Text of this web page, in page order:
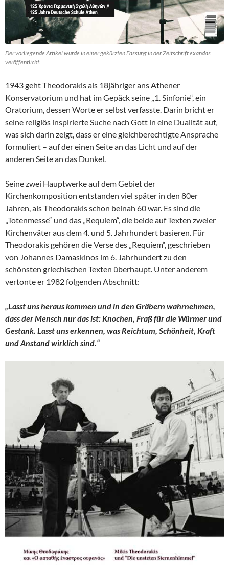
Der vorliegende Artikel wurde in einer gekürzten Fassung in der Zeitschrift exandas
veröffentlicht.
1943 geht Theodorakis als 18jähriger ans Athener
Konservatorium und hat im Gepäck seine „1. Sinfonie“, ein
Oratorium, dessen Worte er selbst verfasste. Darin bricht er
seine religiös inspirierte Suche nach Gott in eine Dualität auf,
was sich darin zeigt, dass er eine gleichberechtigte Ansprache
formuliert – auf der einen Seite an das Licht und auf der
anderen Seite an das Dunkel.
Seine zwei Hauptwerke auf dem Gebiet der
Kirchenkomposition entstanden viel später in den 80er
Jahren, als Theodorakis schon beinah 60 war. Es sind die
„Totenmesse“ und das „Requiem“, die beide auf Texten zweier
Kirchenväter aus dem 4. und 5. Jahrhundert basieren. Für
Theodorakis gehören die Verse des „Requiem“, geschrieben
von Johannes Damaskinos im 6. Jahrhundert zu den
schönsten griechischen Texten überhaupt. Unter anderem
vertonte er 1982 folgenden Abschnitt:
„Lasst uns heraus kommen und in den Gräbern wahrnehmen,
dass der Mensch nur das ist: Knochen, Fraß für die Würmer und
Gestank. Lasst uns erkennen, was Reichtum, Schönheit, Kraft
und Anstand wirklich sind.“